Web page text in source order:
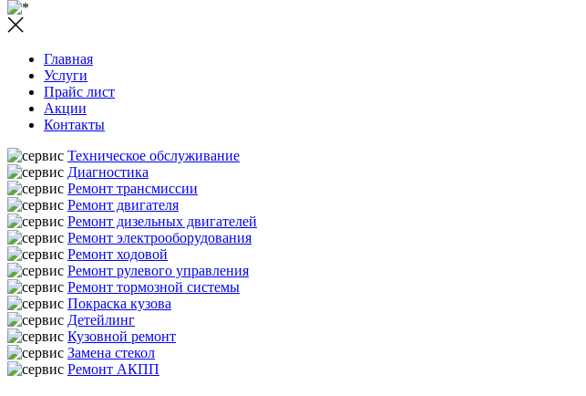
Главная
Услуги
Прайс лист
Акции
Контакты
Техническое обслуживание
Диагностика
Ремонт трансмиссии
Ремонт двигателя
Ремонт дизельных двигателей
Ремонт электрооборудования
Ремонт ходовой
Ремонт рулевого управления
Ремонт тормозной системы
Покраска кузова
Детейлинг
Кузовной ремонт
Замена стекол
Ремонт АКПП